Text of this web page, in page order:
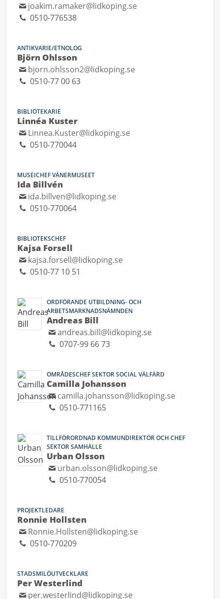
joakim.ramaker@lidkoping.se
0510-776538
ANTIKVARIE/ETNOLOG
Björn Ohlsson
bjorn.ohlsson2@lidkoping.se
0510-77 00 63
BIBLIOTEKARIE
Linnéa Kuster
Linnea.Kuster@lidkoping.se
0510-770044
MUSEICHEF VÄNERMUSEET
Ida Billvén
ida.billven@lidkoping.se
0510-770064
BIBLIOTEKSCHEF
Kajsa Forsell
kajsa.forsell@lidkoping.se
0510-77 10 51
ORDFÖRANDE UTBILDNING- OCH
ARBETSMARKNADSNÄMNDEN
Andreas Bill
andreas.bill@lidkoping.se
0707-99 66 73
OMRÅDESCHEF SEKTOR SOCIAL VÄLFÄRD
Camilla Johansson
camilla.johansson@lidkoping.se
0510-771165
TILLFÖRORDNAD KOMMUNDIREKTÖR OCH CHEF
SEKTOR SAMHÄLLE
Urban Olsson
urban.olsson@lidkoping.se
0510-770054
PROJEKTLEDARE
Ronnie Hollsten
Ronnie.Hollsten@lidkoping.se
0510-770209
STADSMILÖUTVECKLARE
Per Westerlind
per.westerlind@lidkoping.se